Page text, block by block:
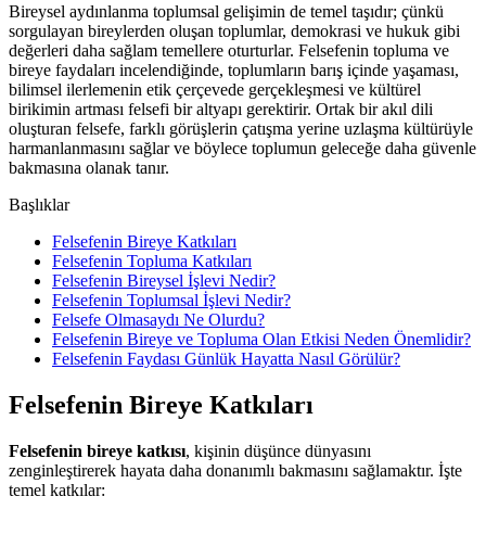
Bireysel aydınlanma toplumsal gelişimin de temel taşıdır; çünkü
sorgulayan bireylerden oluşan toplumlar, demokrasi ve hukuk gibi
değerleri daha sağlam temellere oturturlar. Felsefenin topluma ve
bireye faydaları incelendiğinde, toplumların barış içinde yaşaması,
bilimsel ilerlemenin etik çerçevede gerçekleşmesi ve kültürel
birikimin artması felsefi bir altyapı gerektirir. Ortak bir akıl dili
oluşturan felsefe, farklı görüşlerin çatışma yerine uzlaşma kültürüyle
harmanlanmasını sağlar ve böylece toplumun geleceğe daha güvenle
bakmasına olanak tanır.
Başlıklar
Felsefenin Bireye Katkıları
Felsefenin Topluma Katkıları
Felsefenin Bireysel İşlevi Nedir?
Felsefenin Toplumsal İşlevi Nedir?
Felsefe Olmasaydı Ne Olurdu?
Felsefenin Bireye ve Topluma Olan Etkisi Neden Önemlidir?
Felsefenin Faydası Günlük Hayatta Nasıl Görülür?
Felsefenin Bireye Katkıları
Felsefenin bireye katkısı, kişinin düşünce dünyasını
zenginleştirerek hayata daha donanımlı bakmasını sağlamaktır. İşte
temel katkılar: